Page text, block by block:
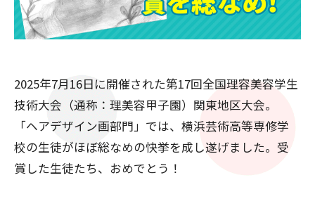
2025年7月16日に開催された第17回全国理容美容学生
技術大会（通称：理美容甲子園）関東地区大会。
「ヘアデザイン画部門」では、横浜芸術高等専修学
校の生徒がほぼ総なめの快挙を成し遂げました。受
賞した生徒たち、おめでとう！